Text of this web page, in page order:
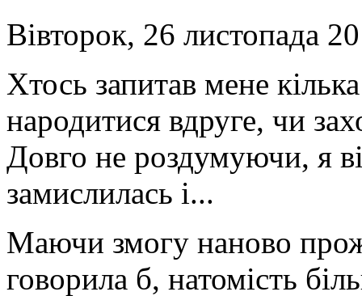
Вівторок, 26 листопада
Хтось запитав мене
народитися вдруге, чи
Довго не роздумуючи, я
замислилась і...
Маючи змогу наново
говорила б, натомість